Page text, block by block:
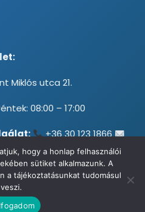
Miklós utca 21.
08:00 – 17:00
+36 30 123 1866
Webáruház - Minden jog
hogy a honlap felhasználói
sütiket alkalmazunk. A
a tájékoztatásunkat tudomásul
veszi.